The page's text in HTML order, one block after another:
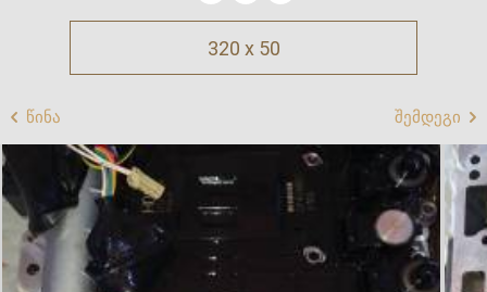
320 x 50
წინა შემდეგი